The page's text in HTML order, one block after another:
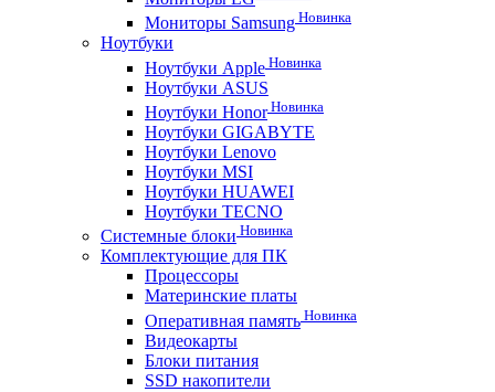
Мониторы Samsung Новинка
Ноутбуки
Ноутбуки Apple Новинка
Ноутбуки ASUS
Ноутбуки HonorНовинка
Ноутбуки GIGABYTE
Ноутбуки Lenovo
Ноутбуки MSI
Ноутбуки HUAWEI
Ноутбуки TECNO
Системные блоки Новинка
Комплектующие для ПК
Процессоры
Материнские платы
Оперативная память Новинка
Видеокарты
Блоки питания
SSD накопители